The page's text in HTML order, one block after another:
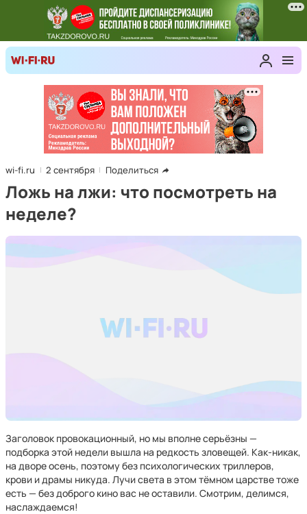
wi-fi.ru 2 сентября Поделиться
Ложь на лжи: что посмотреть на
неделе?
Заголовок провокационный, но мы вполне серьёзны —
подборка этой недели вышла на редкость зловещей. Как-никак,
на дворе осень, поэтому без психологических триллеров,
крови и драмы никуда. Лучи света в этом тёмном царстве тоже
есть — без доброго кино вас не оставили. Смотрим, делимся,
наслаждаемся!